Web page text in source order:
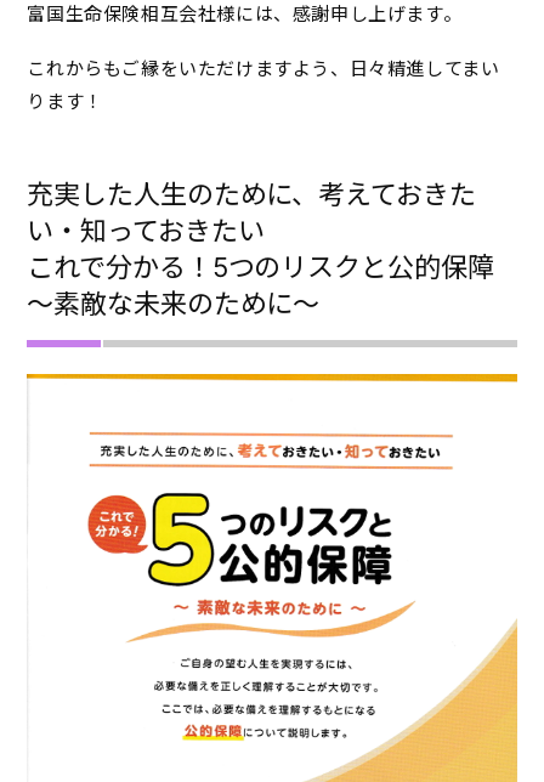
富国生命保険相互会社様には、感謝申し上げます。
これからもご縁をいただけますよう、日々精進してまい
ります！
充実した人生のために、考えておきた
い・知っておきたい
これで分かる！5つのリスクと公的保障
～素敵な未来のために～